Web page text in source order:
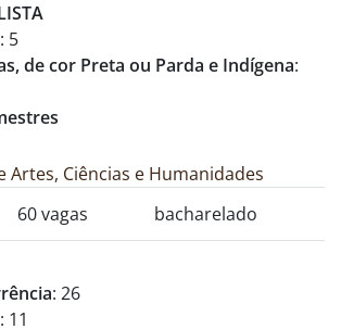
: 5
de cor Preta ou Parda e Indígena:
Artes, Ciências e Humanidades
60 vagas bacharelado
: 26
: 11